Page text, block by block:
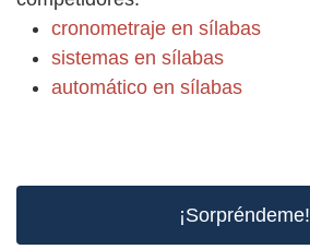
cronometraje en sílabas
sistemas en sílabas
automático en sílabas
¡Sorpréndeme!